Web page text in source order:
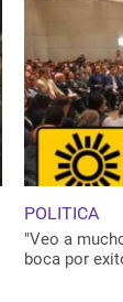
POLITICA
"Veo a
boca por